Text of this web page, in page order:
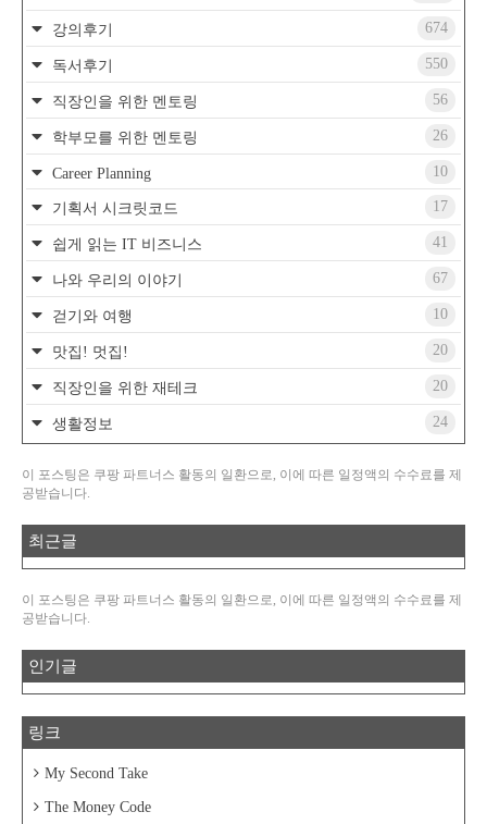
강의후기 674
독서후기 550
직장인을 위한 멘토링 56
학부모를 위한 멘토링 26
Career Planning 10
기획서 시크릿코드 17
쉽게 읽는 IT 비즈니스 41
나와 우리의 이야기 67
걷기와 여행 10
맛집! 멋집! 20
직장인을 위한 재테크 20
생활정보 24
이 포스팅은 쿠팡 파트너스 활동의 일환으로, 이에 따른 일정액의 수수료를 제
공받습니다.
최근글
이 포스팅은 쿠팡 파트너스 활동의 일환으로, 이에 따른 일정액의 수수료를 제
공받습니다.
인기글
링크
My Second Take
The Money Code